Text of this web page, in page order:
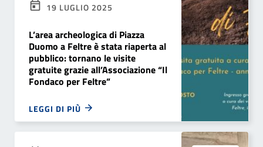
19 LUGLIO 2025
L’area archeologica di Piazza
Duomo a Feltre è stata riaperta al
pubblico: tornano le visite
gratuite grazie all’Associazione “Il
Fondaco per Feltre”
LEGGI DI PIÙ